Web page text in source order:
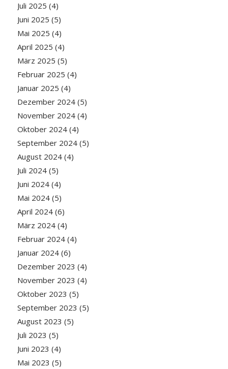
Juli 2025 (4)
Juni 2025 (5)
Mai 2025 (4)
April 2025 (4)
März 2025 (5)
Februar 2025 (4)
Januar 2025 (4)
Dezember 2024(5)
November 2024(4)
Oktober 2024(4)
September 2024(5)
August 2024(4)
Juli 2024(5)
Juni 2024(4)
Mai 2024(5)
April 2024(6)
März 2024(4)
Februar 2024(4)
Januar 2024(6)
Dezember 2023 (4)
November 2023 (4)
Oktober 2023 (5)
September 2023 (5)
August 2023 (5)
Juli 2023 (5)
Juni 2023 (4)
Mai 2023 (5)